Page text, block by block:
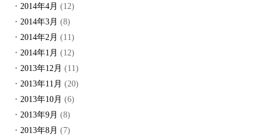
2014年4月 (12)
2014年3月 (8)
2014年2月 (11)
2014年1月 (12)
2013年12月 (11)
2013年11月 (20)
2013年10月 (6)
2013年9月 (8)
2013年8月 (7)